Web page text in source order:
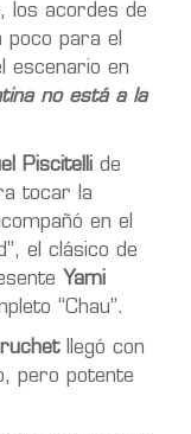
los acordes de
poco para el
escenario en
no está a la
Piscitelli de
tocar la
en el
el clásico de
Yami
“Chau”.
llegó con
pero potente